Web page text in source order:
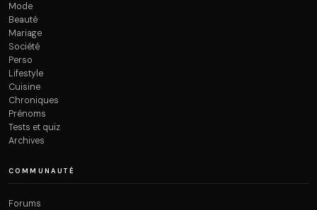
Mode
Beauté
Mariage
Société
Perso
Lifestyle
Cuisine
Chroniques
Prénoms
Tests et quiz
Archives
COMMUNAUTÉ
Forums